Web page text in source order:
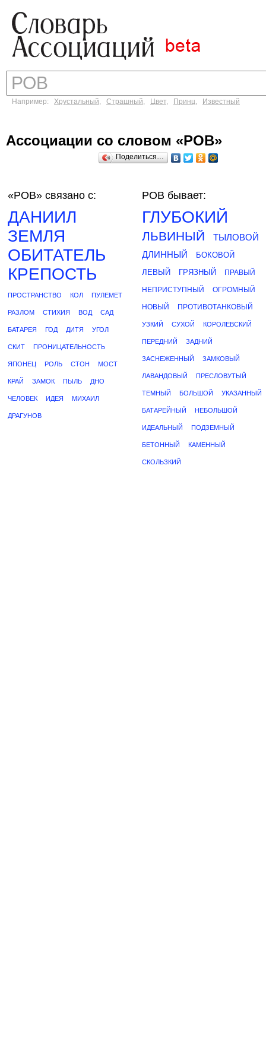
Например: Хрустальный, Страшный, Цвет, Принц, Известный
Ассоциации со словом «РОВ»
Поделиться…
«РОВ» связано с:
ДАНИИЛ
ЗЕМЛЯ
ОБИТАТЕЛЬ
КРЕПОСТЬ
ПРОСТРАНСТВО КОЛ ПУЛЕМЕТ
РАЗЛОМ СТИХИЯ ВОД САД
БАТАРЕЯ ГОД ДИТЯ УГОЛ
СКИТ ПРОНИЦАТЕЛЬНОСТЬ
ЯПОНЕЦ РОЛЬ СТОН МОСТ
КРАЙ ЗАМОК ПЫЛЬ ДНО
ЧЕЛОВЕК ИДЕЯ МИХАИЛ
ДРАГУНОВ
РОВ бывает:
ГЛУБОКИЙ
ЛЬВИНЫЙ
ТЫЛОВОЙ
ДЛИННЫЙ
БОКОВОЙ
ЛЕВЫЙ
ГРЯЗНЫЙ ПРАВЫЙ
НЕПРИСТУПНЫЙ ОГРОМНЫЙ
НОВЫЙ ПРОТИВОТАНКОВЫЙ
УЗКИЙ СУХОЙ КОРОЛЕВСКИЙ
ПЕРЕДНИЙ ЗАДНИЙ
ЗАСНЕЖЕННЫЙ ЗАМКОВЫЙ
ЛАВАНДОВЫЙ ПРЕСЛОВУТЫЙ
ТЕМНЫЙ БОЛЬШОЙ УКАЗАННЫЙ
БАТАРЕЙНЫЙ НЕБОЛЬШОЙ
ИДЕАЛЬНЫЙ ПОДЗЕМНЫЙ
БЕТОННЫЙ КАМЕННЫЙ
СКОЛЬЗКИЙ